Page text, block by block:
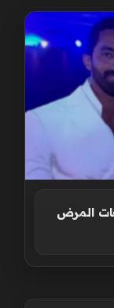
المرض